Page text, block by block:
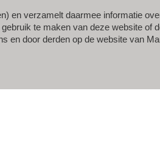
en verzamelt daarmee informatie
te maken van deze website
en door derden op de website van